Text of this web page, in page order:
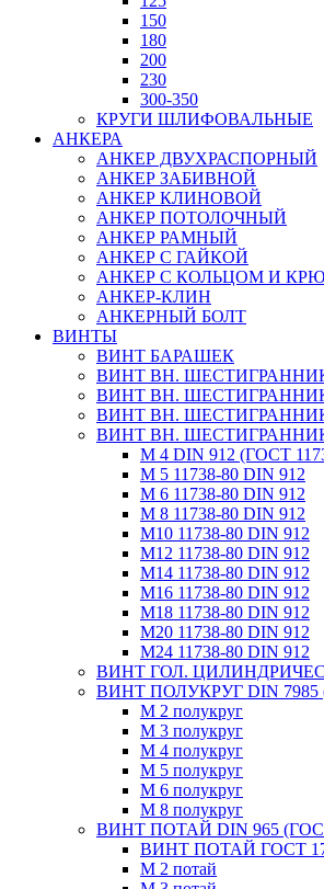
150
180
200
230
300-350
КРУГИ ШЛИФОВАЛЬНЫЕ
АНКЕРА
АНКЕР ДВУХРАСПОРНЫЙ
АНКЕР ЗАБИВНОЙ
АНКЕР КЛИНОВОЙ
АНКЕР ПОТОЛОЧНЫЙ
АНКЕР РАМНЫЙ
АНКЕР С ГАЙКОЙ
АНКЕР С КОЛЬЦОМ И
АНКЕР-КЛИН
АНКЕРНЫЙ БОЛТ
ВИНТЫ
ВИНТ БАРАШЕК
ВИНТ ВН.
ВИНТ ВН.
ВИНТ ВН.
ВИНТ ВН.
М 4 DIN 912 (ГОСТ
М 5 11738-80 DIN 912
М 6 11738-80 DIN 912
М 8 11738-80 DIN 912
М10 11738-80 DIN 912
М12 11738-80 DIN 912
М14 11738-80 DIN 912
М16 11738-80 DIN 912
М18 11738-80 DIN 912
М20 11738-80 DIN 912
М24 11738-80 DIN 912
ВИНТ ГОЛ.
ВИНТ ПОЛУКРУГ DIN 7985
М 2 полукруг
М 3 полукруг
М 4 полукруг
М 5 полукруг
М 6 полукруг
М 8 полукруг
ВИНТ ПОТАЙ DIN 965
ВИНТ ПОТАЙ ГОСТ
М 2 потай